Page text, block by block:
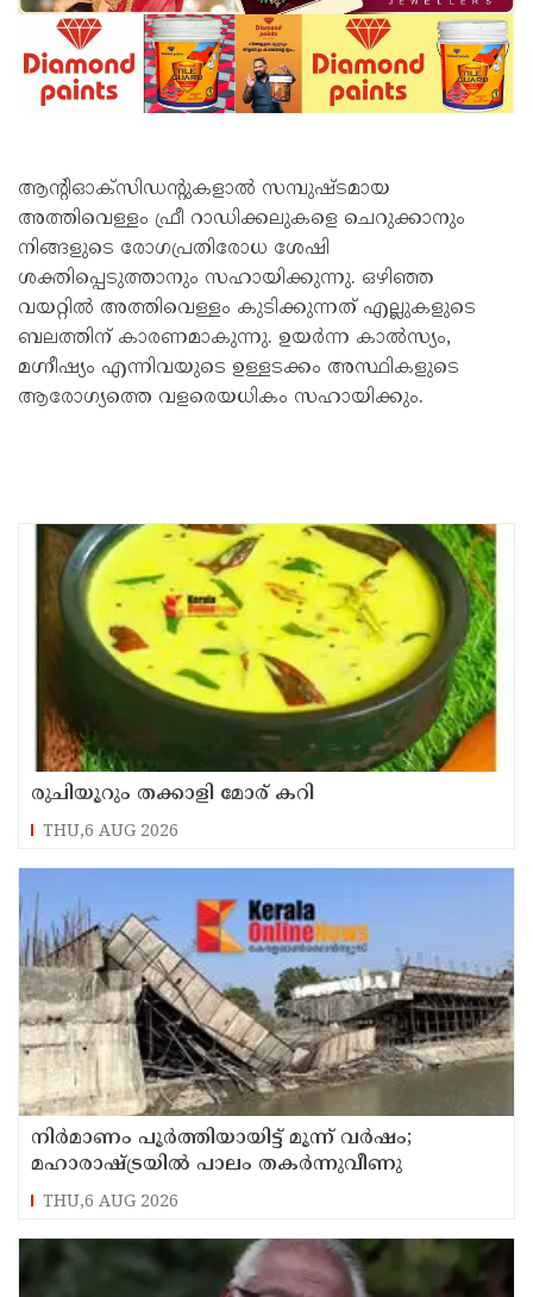
ആൻ്റിഓക്‌സിഡൻ്റുകളാൽ സമ്പുഷ്ടമായ
അത്തിവെള്ളം ഫ്രീ റാഡിക്കലുകളെ ചെറുക്കാനും
നിങ്ങളുടെ രോഗപ്രതിരോധ ശേഷി
ശക്തിപ്പെടുത്താനും സഹായിക്കുന്നു. ഒഴിഞ്ഞ
വയറ്റിൽ അത്തിവെള്ളം കുടിക്കുന്നത് എല്ലുകളുടെ
ബലത്തിന് കാരണമാകുന്നു. ഉയർന്ന കാൽസ്യം,
മഗ്നീഷ്യം എന്നിവയുടെ ഉള്ളടക്കം അസ്ഥികളുടെ
ആരോഗ്യത്തെ വളരെയധികം സഹായിക്കും.
രുചിയൂറും തക്കാളി മോര് കറി
THU,6 AUG 2026
നിർമാണം പൂർത്തിയായിട്ട് മൂന്ന് വർഷം;
മഹാരാഷ്ട്രയിൽ പാലം തകർന്നുവീണു
THU,6 AUG 2026